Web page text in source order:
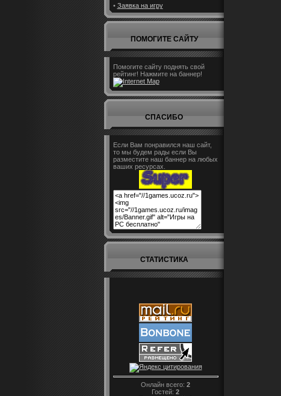
• Заявка на игру
ПОМОГИТЕ САЙТУ
Помогите сайту поднять свой
рейтинг! Нажмите на баннер!
СПАСИБО
Если Вам понравился наш сайт,
то мы будем рады если Вы
разместите наш баннер на любых
ваших ресурсах.
СТАТИСТИКА
Онлайн всего: 2
Гостей: 2